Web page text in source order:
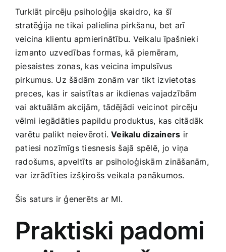
Turklāt‌ pircēju psiholoģija skaidro, ka šī
stratēģija ne tikai palielina pirkšanu, bet arī ​
veicina klientu ‍apmierinātību.⁤ Veikalu ‌īpašnieki
izmanto uzvedības formas, kā ‍piemēram,
piesaistes zonas, kas ‍veicina impulsīvus
pirkumus. Uz šādām zonām var ​tikt ‍izvietotas
preces, ‍kas ir saistītas ⁢ar ikdienas vajadzībām
vai aktuālām​ akcijām, ⁢tādējādi veicinot pircēju
vēlmi iegādāties papildu produktus, kas citādāk
varētu palikt neievēroti.Veikalu dizainers ir
patiesi nozīmīgs tiesnesis ‍šajā‍ spēlē, ⁣jo viņa
radošums, apveltīts ⁢ar psiholoģiskām⁢ zināšanām,
‌var izrādīties ⁣izšķirošs veikala panākumos.
Šis saturs ir​ ģenerēts⁤ ar MI.
Praktiski padomi